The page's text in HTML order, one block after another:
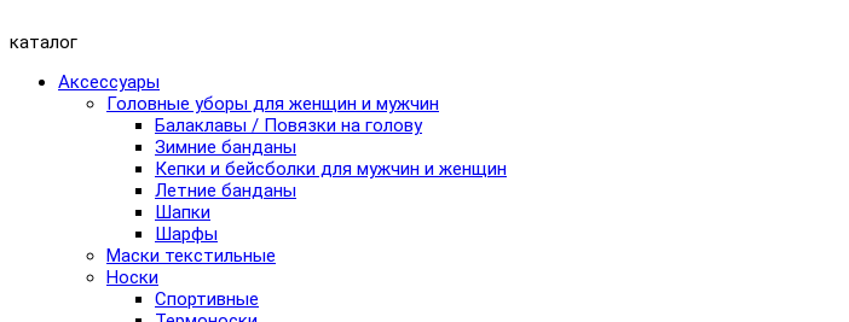
каталог
Аксессуары
Головные уборы для женщин и мужчин
Балаклавы / Повязки на голову
Зимние банданы
Кепки и бейсболки для мужчин и женщин
Летние банданы
Шапки
Шарфы
Маски текстильные
Носки
Спортивные